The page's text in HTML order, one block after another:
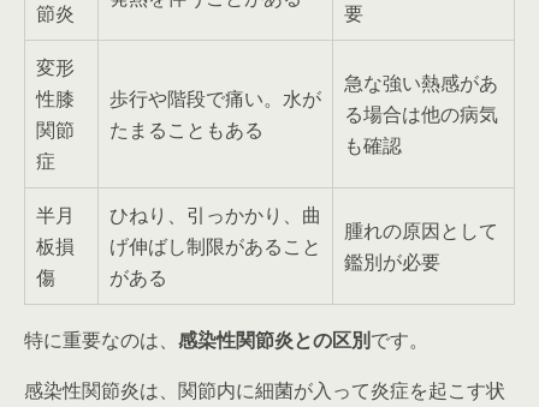
節炎
要
変形
性膝
関節
症
歩行や階段で痛い。水が
たまることもある
急な強い熱感があ
る場合は他の病気
も確認
半月
板損
傷
ひねり、引っかかり、曲
げ伸ばし制限があること
がある
腫れの原因として
鑑別が必要
特に重要なのは、 感染性関節炎との区別です。
感染性関節炎は、関節内に細菌が入って炎症を起こす状